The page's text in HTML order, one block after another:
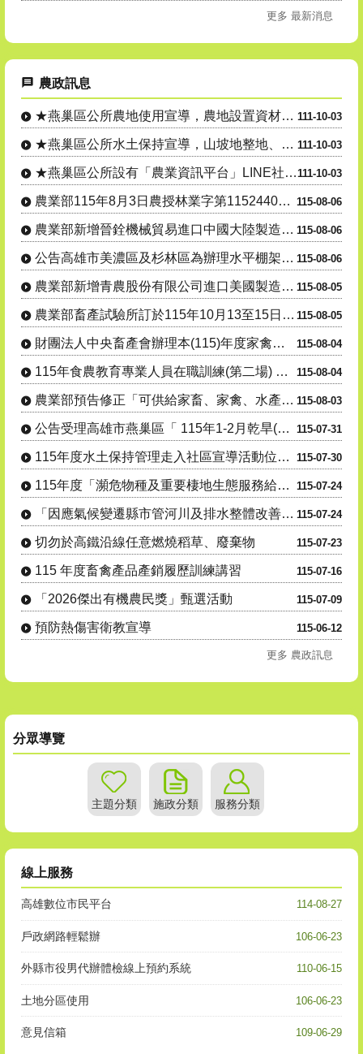
更多 最新消息
農政訊息
111-10-03
★燕巢區公所農地使用宣導，農地設置資材室等各種農業設施應先....
111-10-03
★燕巢區公所水土保持宣導，山坡地整地、開挖應先申請，以免違規....
111-10-03
★燕巢區公所設有「農業資訊平台」LINE社群，隨時傳達各項農....
115-08-06
農業部115年8月3日農授林業字第1152440559號公告....
115-08-06
農業部新增晉銓機械貿易進口中國大陸製造雷沃谷神 牌5125 ....
115-08-06
公告高雄市美濃區及杉林區為辦理水平棚架網室塑膠布(網)115....
115-08-05
農業部新增青農股份有限公司進口美國製造強鹿牌 7R250型曳....
115-08-05
農業部畜產試驗所訂於115年10月13至15日辦理「羊 隻管....
115-08-04
財團法人中央畜產會辦理本(115)年度家禽場「修繕及更 新附....
115-08-04
115年食農教育專業人員在職訓練(第二場) 「從產地到生活：....
115-08-03
農業部預告修正「可供給家畜、家禽、水產動物之飼 料」、「飼料....
115-07-31
公告受理高雄市燕巢區「 115年1-2月乾旱(遲發性)」 蜂....
115-07-30
115年度水土保持管理走入社區宣導活動位址及場次異動
115-07-24
115年度「瀕危物種及重要棲地生態服務給付推 動方案」友善農....
115-07-24
「因應氣候變遷縣市管河川及排水整體改善計畫-養豬場永續發展及....
115-07-23
切勿於高鐵沿線任意燃燒稻草、廢棄物
115-07-16
115 年度畜禽產品產銷履歷訓練講習
115-07-09
「2026傑出有機農民獎」甄選活動
115-06-12
預防熱傷害衛教宣導
更多 農政訊息
分眾導覽
主題分類 施政分類 服務分類
線上服務
114-08-27
高雄數位市民平台
106-06-23
戶政網路輕鬆辦
110-06-15
外縣市役男代辦體檢線上預約系統
106-06-23
土地分區使用
109-06-29
意見信箱